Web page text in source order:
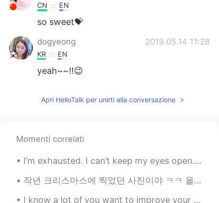
CN EN
so sweet💝
dogyeong 2019.05.14 11:28
KR EN
yeah~~!!😉
Apri HelloTalk per unirti alla conversazione
Momenti correlati
I’m exhausted. I can’t keep my eyes open. I have so much going on and I think I’m going crazy. Ju...
작년 크리스마스에 찍었던 사진이야 ㅋㅋ 올해 시간 너무 빨리 지나갔네 여러분 완전 천천히도 지나갔고 죽을때까지 2020년 기억 하겠지 이번 크리스마스에...
I know a lot of you want to improve your speaking. There's not many ways to do that besides a vid...